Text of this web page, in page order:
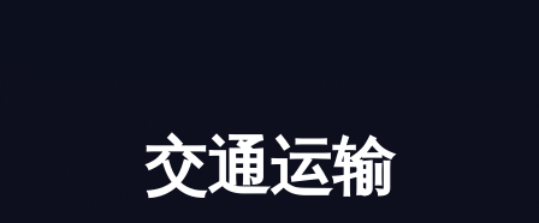
交通运输